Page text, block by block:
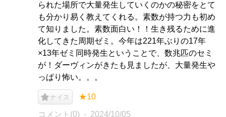
られた場所で大量発生していくのかの秘密をとて
も分かり易く教えてくれる。素数が持つ力も初め
て知りました。素数面白い！！生き残るために進
化してきた周期ゼミ。今年は221年ぶりの17年
×13年ゼミ同時発生ということで、数兆匹のセミ
が！ダーヴィンがきたも見ましたが、大量発生や
っぱり怖い。。。
ナイス ★10
コメント(0) 2024/10/05